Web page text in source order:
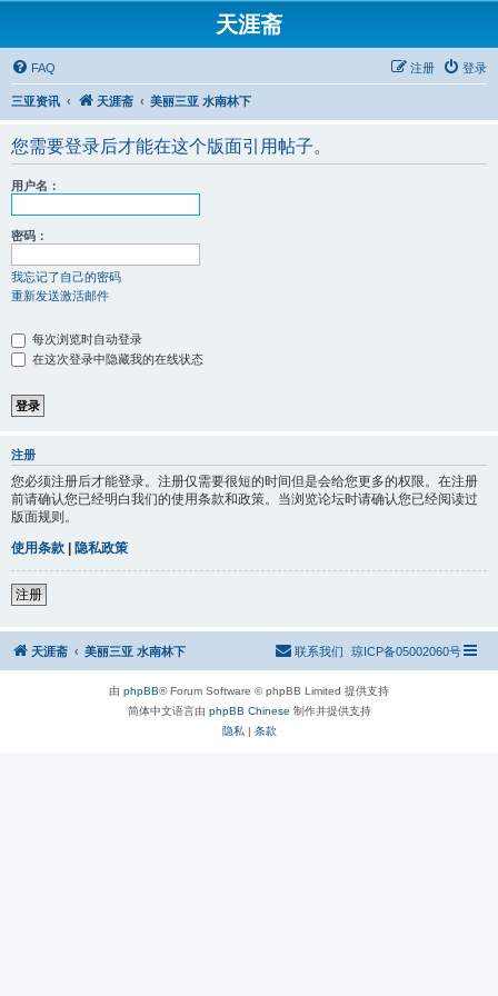
天涯斋
FAQ 登录
注册
三亚资讯 天涯斋 美丽三亚 水南林下
您需要登录后才能在这个版面引用帖子。
用户名：
密码：
我忘记了自己的密码
重新发送激活邮件
每次浏览时自动登录
在这次登录中隐藏我的在线状态
注册
您必须注册后才能登录。注册仅需要很短的时间但是会给您更多的权限。在注册
前请确认您已经明白我们的使用条款和政策。当浏览论坛时请确认您已经阅读过
版面规则。
使用条款 | 隐私政策
注册
天涯斋 美丽三亚 水南林下 琼ICP备05002060号
联系我们
由 phpBB® Forum Software © phpBB Limited 提供支持
简体中文语言由 phpBB Chinese 制作并提供支持
隐私 | 条款